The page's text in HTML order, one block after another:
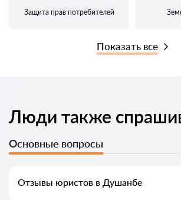
Защита прав потребителей
Показать все
Люди также
Основные вопросы
Отзывы юристов в Душанбе